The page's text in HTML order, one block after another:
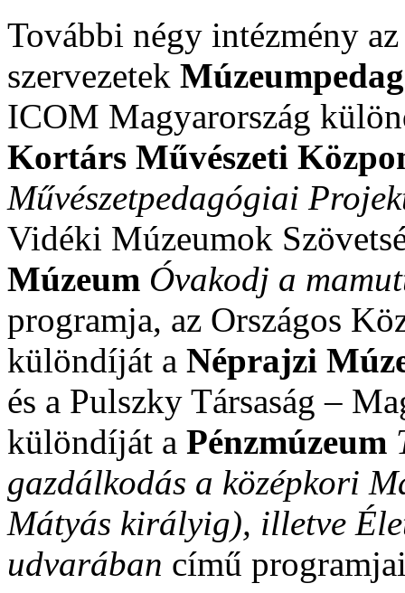
További négy intézmény
szervezetek
ICOM Magyarország
Kortárs Művészeti
Művészetpedagógiai
Vidéki Múzeumok
Múzeum Óvakodj a
programja, az Országos
különdíját a Néprajzi
és a Pulszky Társaság –
különdíját a Pénzmúzeum
gazdálkodás a középkori
Mátyás királyig), illetve
udvarában című